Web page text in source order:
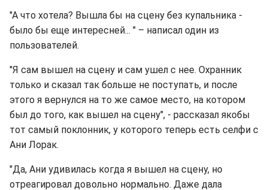
"А что хотела? Вышла бы на сцену без купальника -
было бы еще интересней... " – написал один из
пользователей.
"Я сам вышел на сцену и сам ушел с нее. Охранник
только и сказал так больше не поступать, и после
этого я вернулся на то же самое место, на котором
был до того, как вышел на сцену", - рассказал якобы
тот самый поклонник, у которого теперь есть селфи с
Ани Лорак.
"Да, Ани удивилась когда я вышел на сцену, но
отреагировал довольно нормально. Даже дала